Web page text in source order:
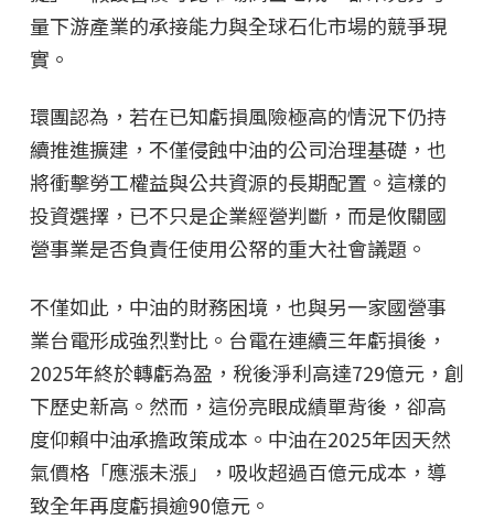
量下游產業的承接能力與全球石化市場的競爭現
實。
環團認為，若在已知虧損風險極高的情況下仍持
續推進擴建，不僅侵蝕中油的公司治理基礎，也
將衝擊勞工權益與公共資源的長期配置。這樣的
投資選擇，已不只是企業經營判斷，而是攸關國
營事業是否負責任使用公帑的重大社會議題。
不僅如此，中油的財務困境，也與另一家國營事
業台電形成強烈對比。台電在連續三年虧損後，
2025年終於轉虧為盈，稅後淨利高達729億元，創
下歷史新高。然而，這份亮眼成績單背後，卻高
度仰賴中油承擔政策成本。中油在2025年因天然
氣價格「應漲未漲」，吸收超過百億元成本，導
致全年再度虧損逾90億元。